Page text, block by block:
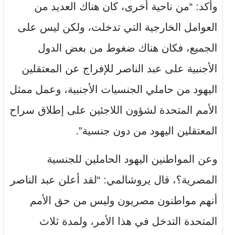
وأكد: “من ناحية أخرى، كان هناك العديد من
العوامل الخارجية التي تدخلت، ولكن ليس على
الجميع، فكان هناك ضغوط من بعض الدول
الأجنبية على عبد الناصر للإفراج عن المعتقلين
اليهود من حاملي الجنسيات الأجنبية، وعمل ممثل
الأمم المتحدة لشؤون اللاجئين على إطلاق سراح
المعتقلين اليهود من دون جنسية”.
وعن المواطنين اليهود الحاملين للجنسية
المصرية؟، قال يروشالمي: “لقد أعلن عبد الناصر
أنهم مواطنون مصريون وليس من حق الأمم
المتحدة التدخل في هذا الأمر، ولمدة ثلاث